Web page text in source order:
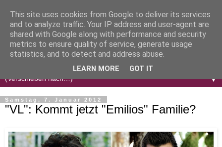
▼
Samstag, 7. Januar 2012
"VL": Kommt jetzt "Emilios" Familie?
This site uses cookies from Google to deliver its services
and to analyze traffic. Your IP address and user-agent are
shared with Google along with performance and security
metrics to ensure quality of service, generate usage
statistics, and to detect and address abuse.
LEARN MORE GOT IT